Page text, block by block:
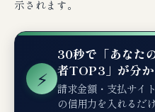
創業3年目以降
ドマップ』
STAGE 1（創業
戦略的活用期
示されます。
⚡
30秒で「あなた
者TOP3」が分
請求金額・支払サイ
の信用力を入れるだけ